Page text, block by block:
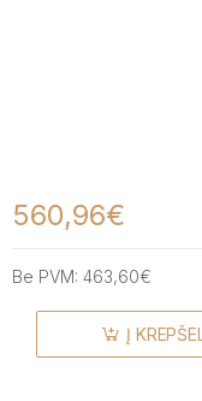
560,96€
Be PVM: 463,60€
Į